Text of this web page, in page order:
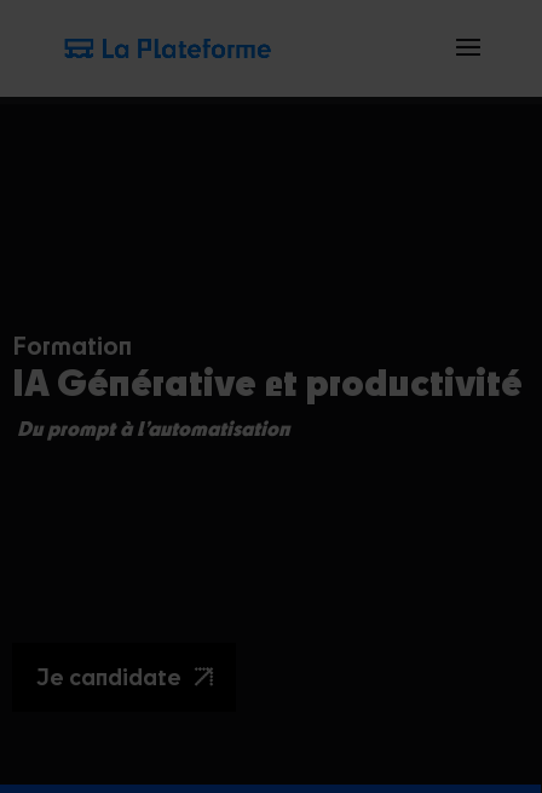
Formation
IA Générative et productivité
Du prompt à l’automatisation
Je candidate